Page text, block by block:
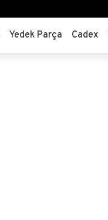
Yedek Parça Cadex